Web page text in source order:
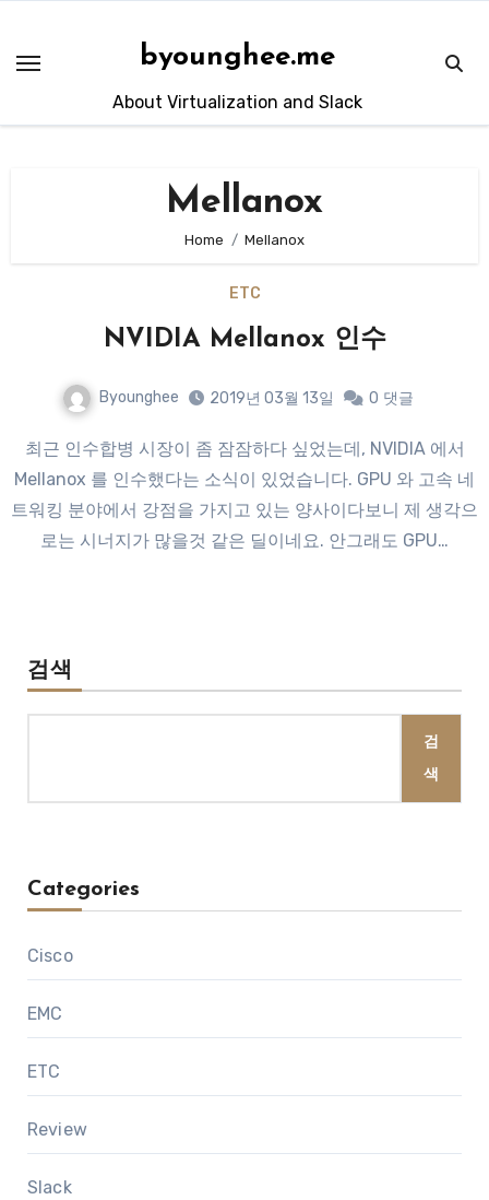
content
byounghee.me
About Virtualization and Slack
Mellanox
Home Mellanox
ETC
NVIDIA Mellanox 인수
Byounghee 2019년 03월 13일 0 댓글
최근 인수합병 시장이 좀 잠잠하다 싶었는데, NVIDIA 에서
Mellanox 를 인수했다는 소식이 있었습니다. GPU 와 고속 네
트워킹 분야에서 강점을 가지고 있는 양사이다보니 제 생각으
로는 시너지가 많을것 같은 딜이네요. 안그래도 GPU…
검색
검
색
Categories
Cisco
EMC
ETC
Review
Slack